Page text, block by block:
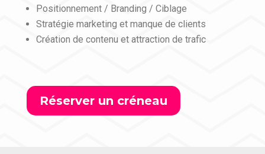
Positionnement / Branding / Ciblage
Stratégie marketing et manque de clients
Création de contenu et attraction de trafic
Réserver un créneau